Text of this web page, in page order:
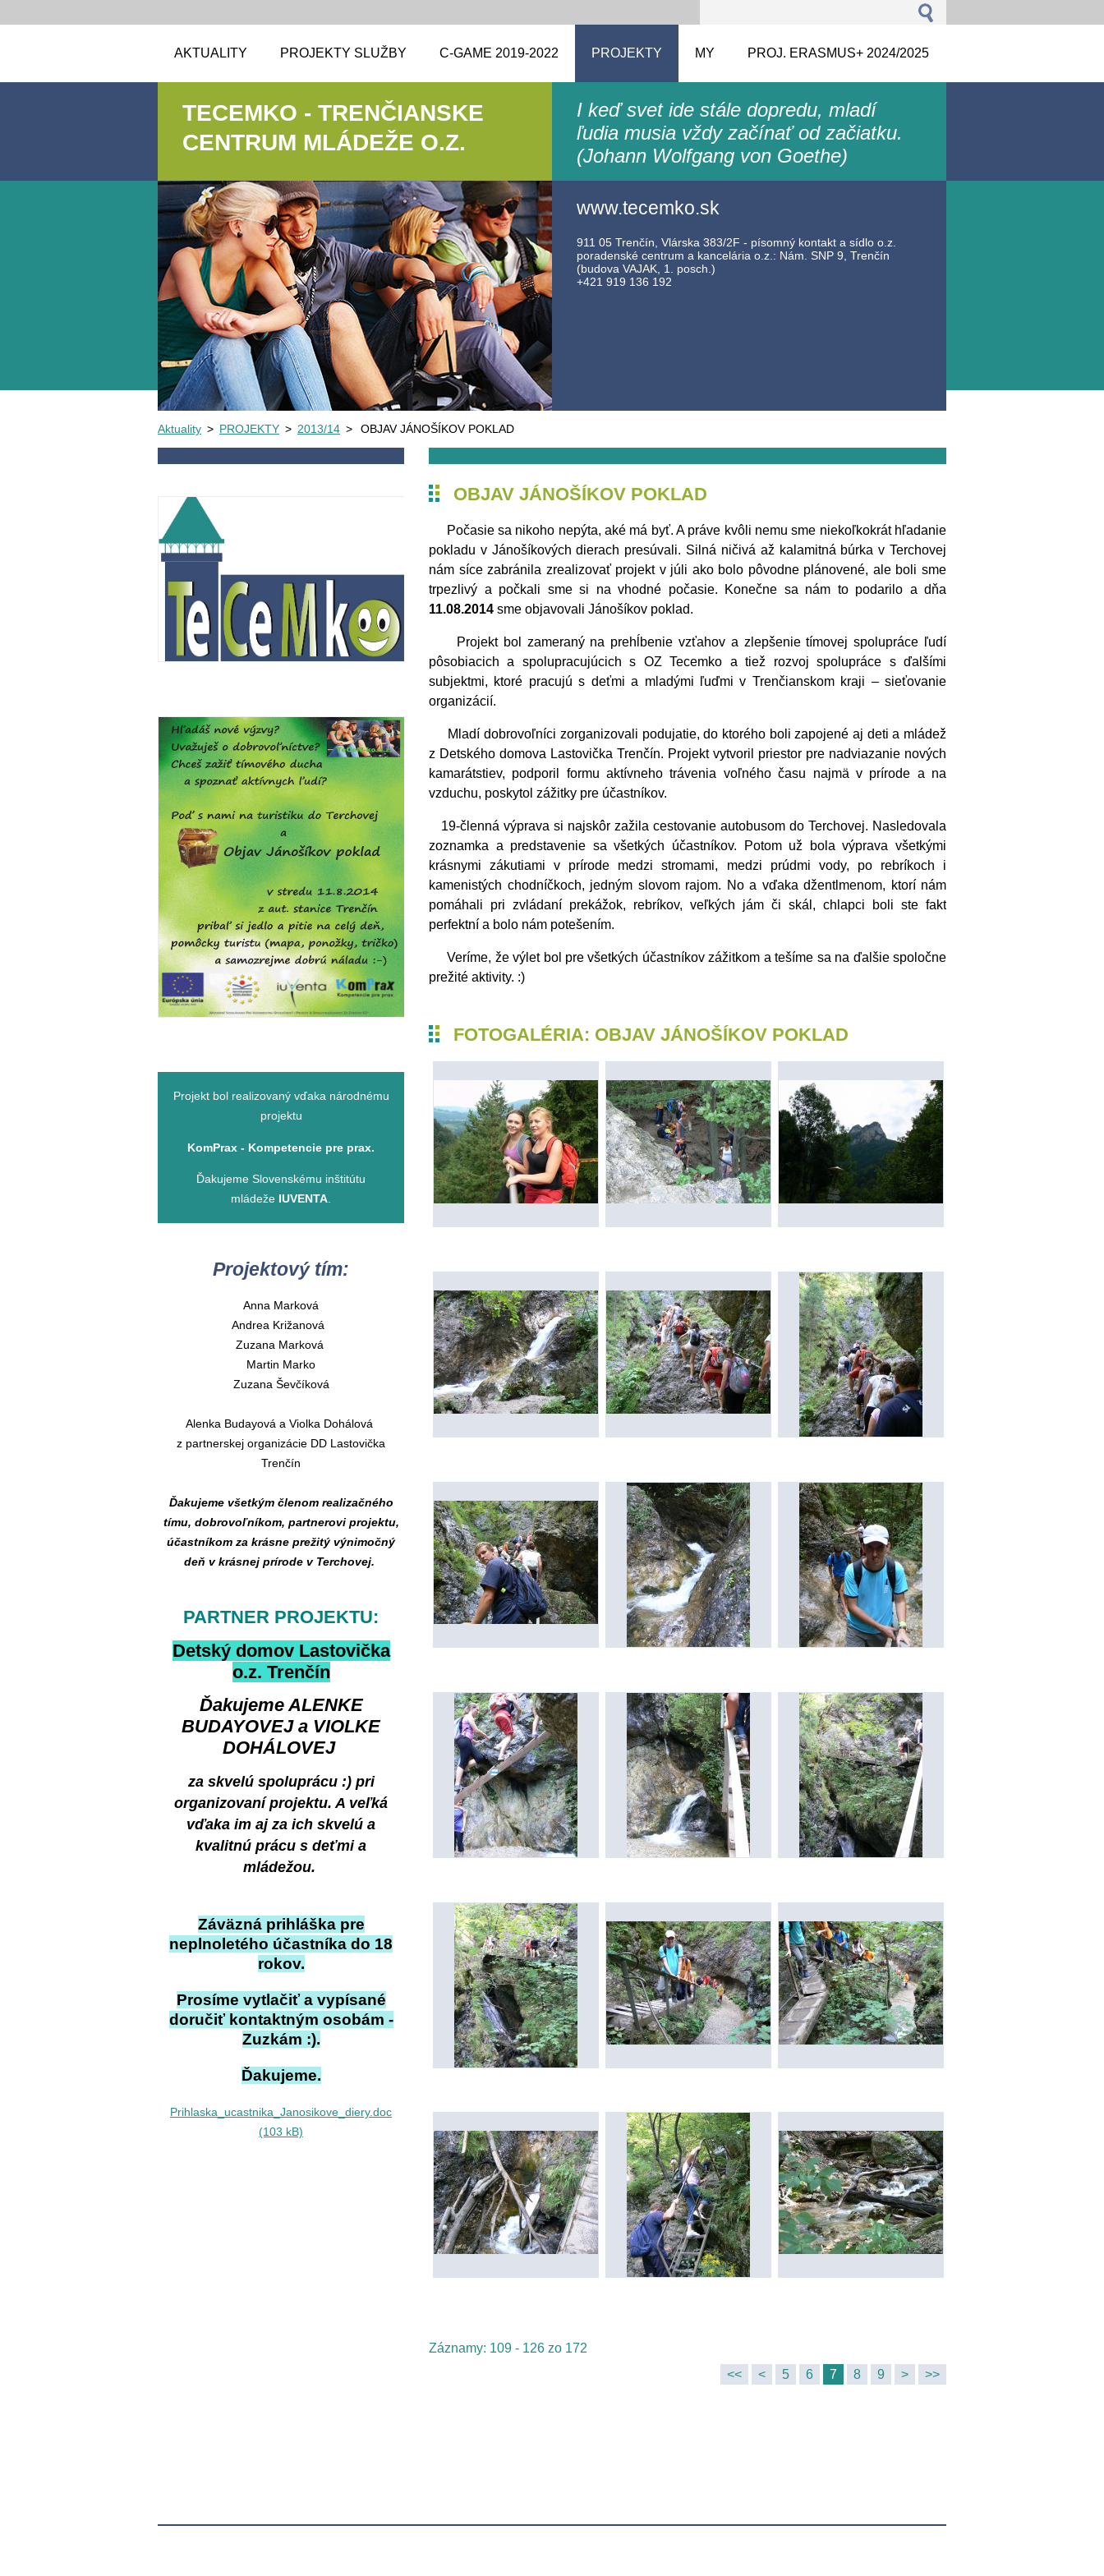
AKTUALITY PROJEKTY SLUŽBY C-GAME 2019-2022 PROJEKTY MY PROJ. ERASMUS+ 2024/2025
TECEMKO - TRENČIANSKE
CENTRUM MLÁDEŽE O.Z.
I keď svet ide stále dopredu, mladí
ľudia musia vždy začínať od začiatku.
(Johann Wolfgang von Goethe)
www.tecemko.sk
911 05 Trenčín, Vlárska 383/2F - písomný kontakt a sídlo o.z.
poradenské centrum a kancelária o.z.: Nám. SNP 9, Trenčín
(budova VAJAK, 1. posch.)
+421 919 136 192
Aktuality > PROJEKTY > 2013/14 > OBJAV JÁNOŠÍKOV POKLAD
Projekt bol realizovaný vďaka národnému
projektu
KomPrax - Kompetencie pre prax.
Ďakujeme Slovenskému inštitútu
mládeže IUVENTA
Projektový tím:
Anna Marková
Andrea Križanová
Zuzana Marková
Martin Marko
Zuzana Ševčíková
Alenka Budayová a Violka Dohálová
z partnerskej organizácie DD Lastovička
Trenčín
Ďakujeme všetkým členom realizačného
tímu, dobrovoľníkom, partnerovi projektu,
účastníkom za krásne prežitý výnimočný
deň v krásnej prírode v Terchovej.
PARTNER PROJEKTU:
Detský domov Lastovička
o.z. Trenčín
Ďakujeme ALENKE
BUDAYOVEJ a VIOLKE
DOHÁLOVEJ
za skvelú spoluprácu :) pri
organizovaní projektu. A veľká
vďaka im aj za ich skvelú a
kvalitnú prácu s deťmi a
mládežou.
Záväzná prihláška pre
neplnoletého účastníka do 18
rokov.
Prosíme vytlačiť a vypísané
doručiť kontaktným osobám -
Zuzkám :).
Ďakujeme.
Prihlaska_ucastnika_Janosikove_diery.doc
(103 kB)
OBJAV JÁNOŠÍKOV POKLAD
Počasie sa nikoho nepýta, aké má byť. A práve kvôli nemu sme niekoľkokrát hľadanie
pokladu v Jánošíkových dierach presúvali. Silná ničivá až kalamitná búrka v Terchovej
nám síce zabránila zrealizovať projekt v júli ako bolo pôvodne plánovené, ale boli sme
trpezlivý a počkali sme si na vhodné počasie. Konečne sa nám to podarilo a dňa
11.08.2014 sme objavovali Jánošíkov poklad.
Projekt bol zameraný na prehĺbenie vzťahov a zlepšenie tímovej spolupráce ľudí
pôsobiacich a spolupracujúcich s OZ Tecemko a tiež rozvoj spolupráce s ďalšími
subjektmi, ktoré pracujú s deťmi a mladými ľuďmi v Trenčianskom kraji – sieťovanie
organizácií.
Mladí dobrovoľníci zorganizovali podujatie, do ktorého boli zapojené aj deti a mládež
z Detského domova Lastovička Trenčín. Projekt vytvoril priestor pre nadviazanie nových
kamarátstiev, podporil formu aktívneho trávenia voľného času najmä v prírode a na
vzduchu, poskytol zážitky pre účastníkov.
19-členná výprava si najskôr zažila cestovanie autobusom do Terchovej. Nasledovala
zoznamka a predstavenie sa všetkých účastníkov. Potom už bola výprava všetkými
krásnymi zákutiami v prírode medzi stromami, medzi prúdmi vody, po rebríkoch i
kamenistých chodníčkoch, jedným slovom rajom. No a vďaka džentlmenom, ktorí nám
pomáhali pri zvládaní prekážok, rebríkov, veľkých jám či skál, chlapci boli ste fakt
perfektní a bolo nám potešením.
Veríme, že výlet bol pre všetkých účastníkov zážitkom a tešíme sa na ďalšie spoločne
prežité aktivity. :)
FOTOGALÉRIA: OBJAV JÁNOŠÍKOV POKLAD
Záznamy: 109 - 126 zo 172
<<
< 5 6 7 8 9 > >>